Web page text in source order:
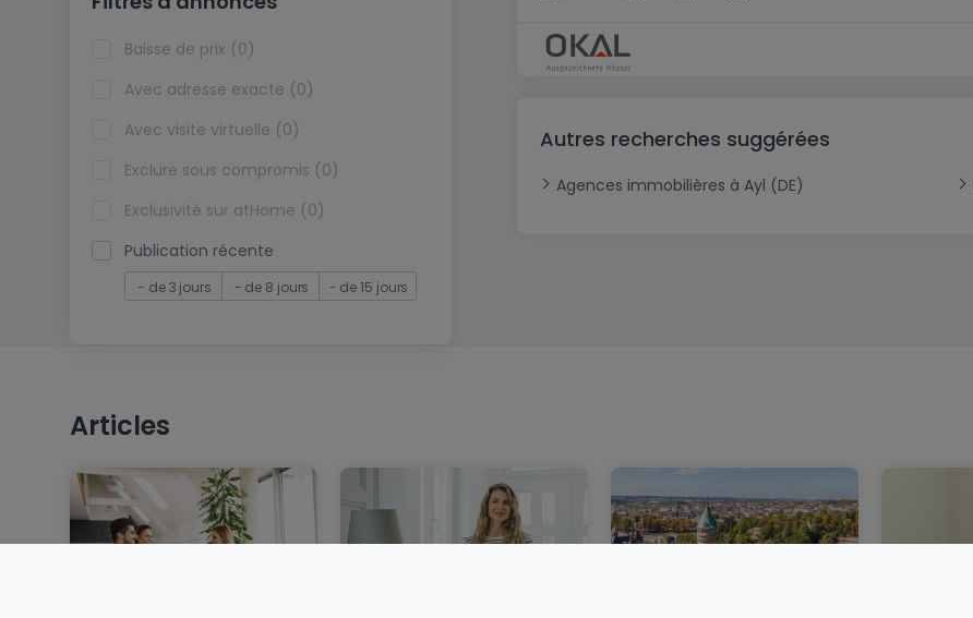
Autres recherches suggérées
Agences immobilières à Ayl (DE)
Viager (0)
Biens de vacances (0)
Baisse de prix (0)
Avec adresse exacte (0)
Avec visite virtuelle (0)
Exclure sous compromis (0)
Exclusivité sur atHome (0)
Publication récente
- de 3 jours - de 8 jours - de 15 jours
Articles